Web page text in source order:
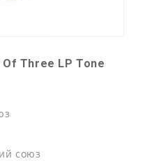
Three LP Tone
союз